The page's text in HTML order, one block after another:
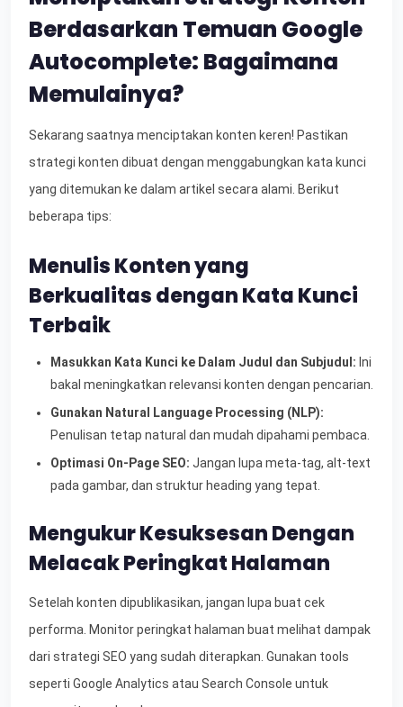
Berdasarkan Temuan Google
Autocomplete: Bagaimana
Memulainya?
Sekarang saatnya menciptakan konten keren! Pastikan
strategi konten dibuat dengan menggabungkan kata kunci
yang ditemukan ke dalam artikel secara alami. Berikut
beberapa tips:
Menulis Konten yang
Berkualitas dengan Kata Kunci
Terbaik
Masukkan Kata Kunci ke Dalam Judul dan Subjudul: Ini
bakal meningkatkan relevansi konten dengan pencarian.
Gunakan Natural Language Processing (NLP):
Penulisan tetap natural dan mudah dipahami pembaca.
Optimasi On-Page SEO: Jangan lupa meta-tag, alt-text
pada gambar, dan struktur heading yang tepat.
Mengukur Kesuksesan Dengan
Melacak Peringkat Halaman
Setelah konten dipublikasikan, jangan lupa buat cek
performa. Monitor peringkat halaman buat melihat dampak
dari strategi SEO yang sudah diterapkan. Gunakan tools
seperti Google Analytics atau Search Console untuk